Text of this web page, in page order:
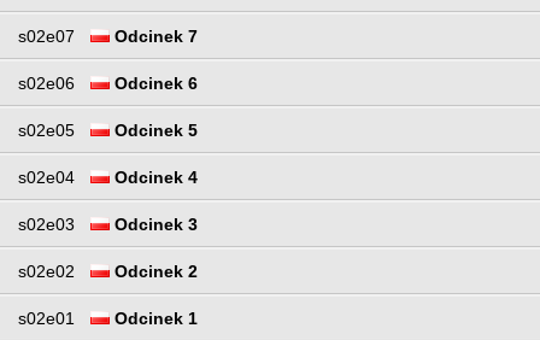
s02e07 Odcinek 7
s02e06 Odcinek 6
s02e05 Odcinek 5
s02e04 Odcinek 4
s02e03 Odcinek 3
s02e02 Odcinek 2
s02e01 Odcinek 1